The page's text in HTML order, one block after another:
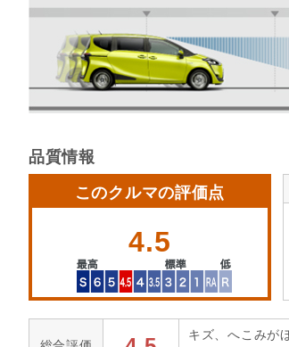
品質情報
このクルマの評価点
4.5
キズ、へこみが